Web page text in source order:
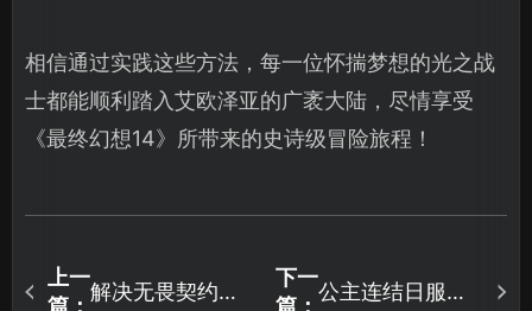
相信通过实践这些方法，每一位怀揣梦想的光之战
士都能顺利踏入艾欧泽亚的广袤大陆，尽情享受
《最终幻想14》所带来的史诗级冒险旅程！
上一
篇：
解决无畏契约启
下一
篇：
公主连结日服加